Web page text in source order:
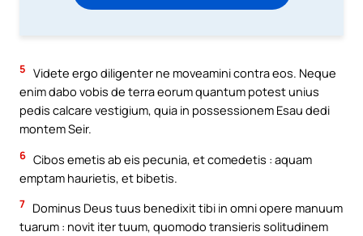
5 Videte ergo diligenter ne moveamini contra eos. Neque
enim dabo vobis de terra eorum quantum potest unius
pedis calcare vestigium, quia in possessionem Esau dedi
montem Seir.
6 Cibos emetis ab eis pecunia, et comedetis : aquam
emptam haurietis, et bibetis.
7 Dominus Deus tuus benedixit tibi in omni opere manuum
tuarum : novit iter tuum, quomodo transieris solitudinem